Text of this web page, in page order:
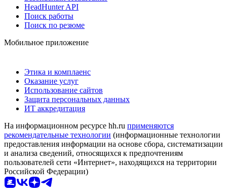
HeadHunter API
Поиск работы
Поиск по резюме
Мобильное приложение
Этика и комплаенс
Оказание услуг
Использование сайтов
Защита персональных данных
ИТ аккредитация
На информационном ресурсе hh.ru применяются
рекомендательные технологии (информационные технологии
предоставления информации на основе сбора, систематизации
и анализа сведений, относящихся к предпочтениям
пользователей сети «Интернет», находящихся на территории
Российской Федерации)